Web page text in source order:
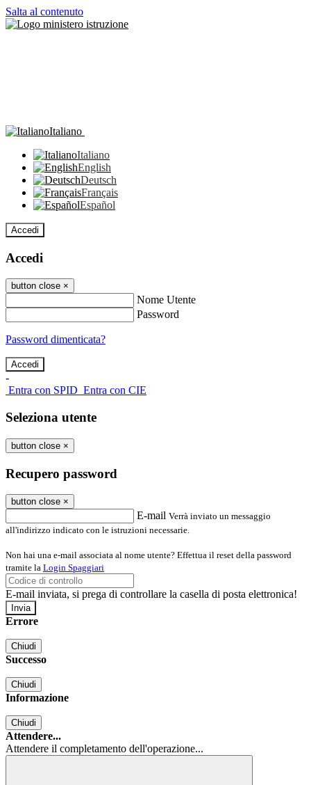
Salta al contenuto
Italiano
Italiano
English
Deutsch
Français
Español
Accedi
Accedi
button close ×
Nome Utente
Password
Password dimenticata?
-
Entra con SPID Entra con CIE
Seleziona utente
button close ×
Recupero password
button close ×
E-mail Verrà inviato un messaggio
all'indirizzo indicato con le istruzioni necessarie.
Non hai una e-mail associata al nome utente? Effettua il reset della password
tramite la Login Spaggiari
E-mail inviata, si prega di controllare la casella di posta elettronica!
Errore
Chiudi
Successo
Chiudi
Informazione
Chiudi
Attendere...
Attendere il completamento dell'operazione...